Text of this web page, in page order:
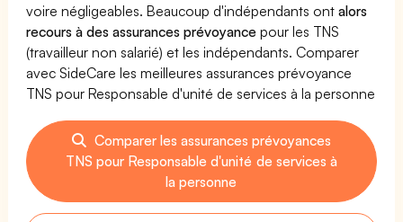
voire négligeables. Beaucoup d'indépendants ontalors
recours à des assurances prévoyance pour les TNS
(travailleur non salarié) et les indépendants. Comparer
avec SideCare les meilleures assurances prévoyance
TNS pour Responsable d'unité de services à la personne
Comparer les assurances prévoyances
TNS pour Responsable d'unité de services à
la personne